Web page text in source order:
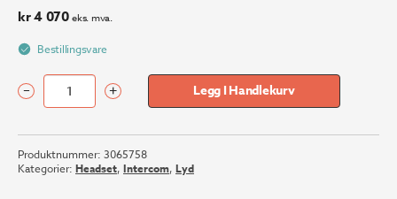
kr4 070 eks. mva.
Bestillingsvare
RIEDEL
E1L
(XLR4F
/
– + Legg I Handlekurv
Produktnummer: 3065758
Kategorier: Headset, Intercom, Lyd